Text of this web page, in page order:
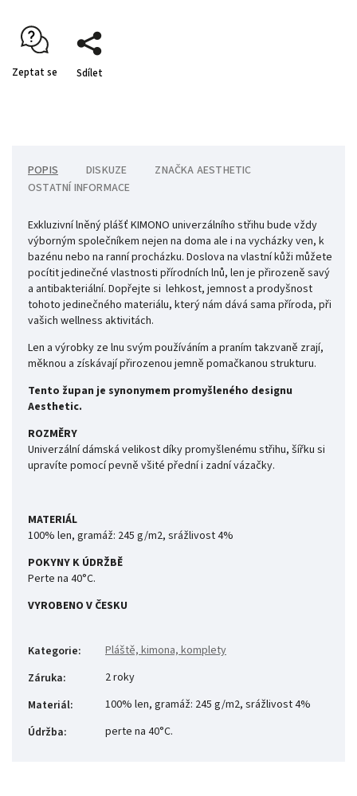
Zeptat se Sdílet
POPIS DISKUZE ZNAČKA AESTHETIC
OSTATNÍ INFORMACE
Exkluzivní lněný plášť KIMONO univerzálního střihu bude vždy
výborným společníkem nejen na doma ale i na vycházky ven, k
bazénu nebo na ranní procházku. Doslova na vlastní kůži můžete
pocítit jedinečné vlastnosti přírodních lnů, len je přirozeně savý
a antibakteriální. Dopřejte si lehkost, jemnost a prodyšnost
tohoto jedinečného materiálu, který nám dává sama příroda, při
vašich wellness aktivitách.
Len a výrobky ze lnu svým používáním a praním takzvaně zrají,
měknou a získávají přirozenou jemně pomačkanou strukturu.
Tento župan je synonymem promyšleného designu
Aesthetic.
ROZMĚRY
Univerzální dámská velikost díky promyšlenému střihu, šířku si
upravíte pomocí pevně všité přední i zadní vázačky.
MATERIÁL
100% len, gramáž: 245 g/m2, srážlivost 4%
POKYNY K ÚDRŽBĚ
Perte na 40°C.
VYROBENO V ČESKU
Kategorie:
Pláště, kimona, komplety
Záruka:
2 roky
Materiál:
100% len, gramáž: 245 g/m2, srážlivost 4%
Údržba: perte na 40°C.